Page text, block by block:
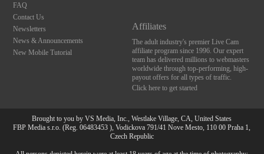
FAQ
Contact Us
Newsletters
News & Announcements
New Mobile Tutorial
Affiliates
The adult industry's premier Live Cam
affiliate program since 1996. Our expert
team has delivered millions to webmasters
worldwide through top-performing, high-
payout offers for all types of traffic.
Click here to get started
Brought to you by VS Media, Inc., Westlake Village, CA, United States
FBP Media s.r.o. (Reg. 06483453 ), Vodickova 791/41 Nove Mesto, 110 00 Praha 1,
Czech Republic